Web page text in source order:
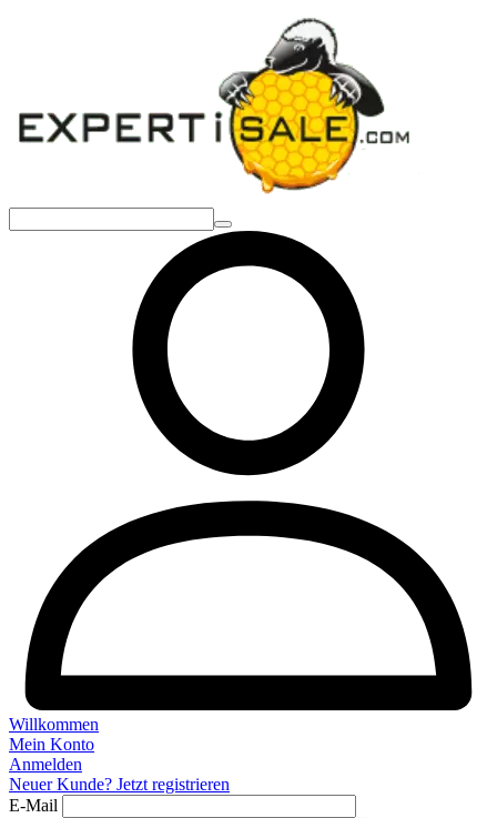
Willkommen
Mein Konto
Anmelden
Neuer Kunde? Jetzt registrieren
E-Mail